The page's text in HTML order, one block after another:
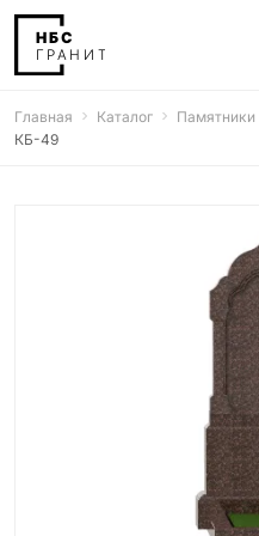
Надгробные плиты
Благоустройство
Главная Каталог Памятники
КБ-49